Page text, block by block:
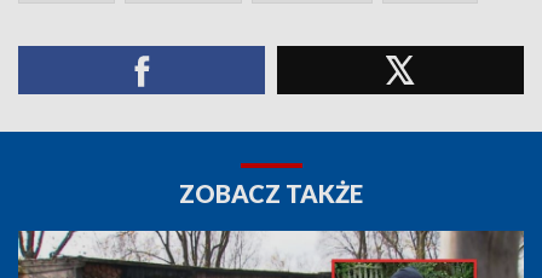
ZOBACZ TAKŻE